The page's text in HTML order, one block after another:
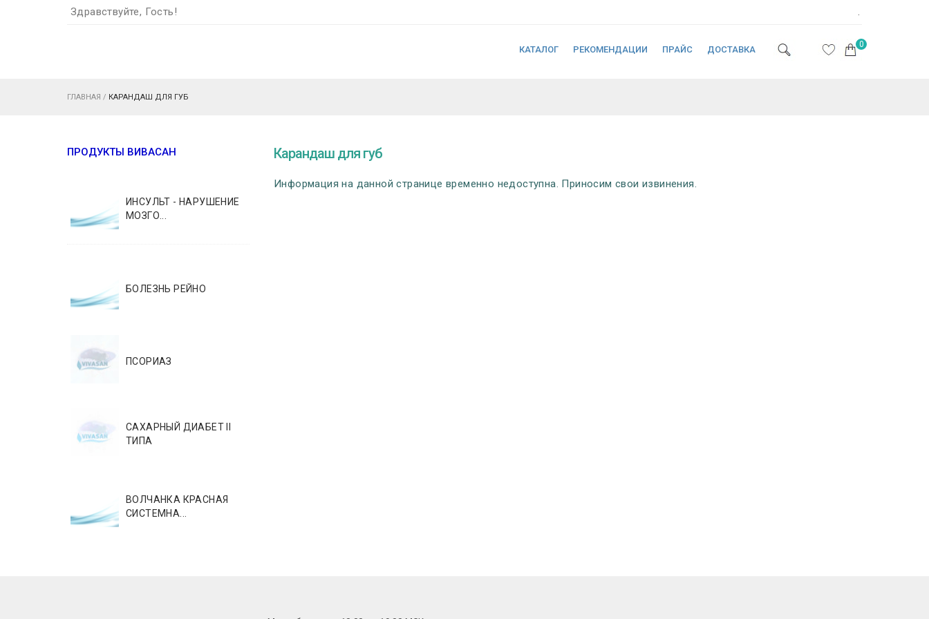
Здравствуйте, Гость! .
КАТАЛОГ РЕКОМЕНДАЦИИ ПРАЙС ДОСТАВКА 0
ГЛАВНАЯ / КАРАНДАШ ДЛЯ ГУБ
Карандаш для губ
Информация на данной странице временно недоступна. Приносим свои извинения.
ПРОДУКТЫ ВИВАСАН
ИНСУЛЬТ - НАРУШЕНИЕ
МОЗГО...
БОЛЕЗНЬ РЕЙНО
ПСОРИАЗ
САХАРНЫЙ ДИАБЕТ II
ТИПА
ВОЛЧАНКА КРАСНАЯ
СИСТЕМНА...